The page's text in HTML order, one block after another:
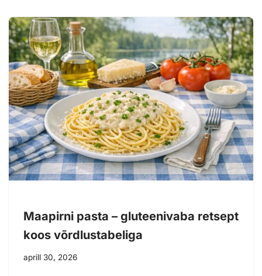
Maapirni pasta – gluteenivaba retsept
koos võrdlustabeliga
aprill 30, 2026